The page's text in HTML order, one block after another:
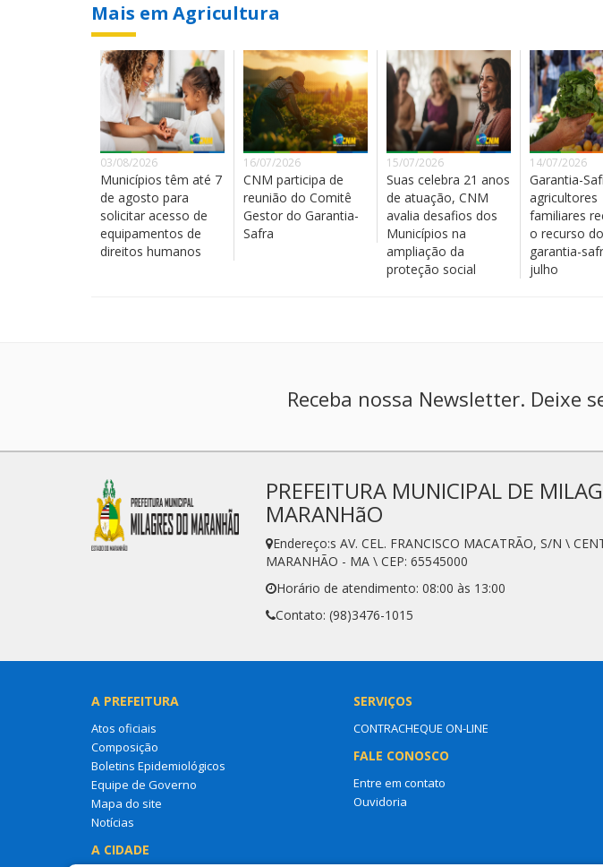
Mais em Agricultura
03/08/2026
Municípios têm até 7
de agosto para
solicitar acesso de
equipamentos de
direitos humanos
16/07/2026
CNM participa de
reunião do Comitê
Gestor do Garantia-
Safra
15/07/2026
Suas celebra 21 anos
de atuação, CNM
avalia desafios dos
Municípios na
ampliação da
proteção social
14/07/2026
Garantia-
agricultores
familiares
o recurso do
garantia-
julho
Receba nossa Newsletter. Deixe
PREFEITURA MUNICIPAL DE
MARANHãO
Endereço:s AV. CEL. FRANCISCO MACATRÃO, S/N \
MARANHÃO - MA \ CEP: 65545000
Horário de atendimento: 08:00 às 13:00
Contato: (98)3476-1015
A PREFEITURA
Atos oficiais
Composição
Boletins Epidemiológicos
Equipe de Governo
Mapa do site
Notícias
A CIDADE
SERVIÇOS
CONTRACHEQUE ON-LINE
FALE CONOSCO
Entre em contato
Ouvidoria